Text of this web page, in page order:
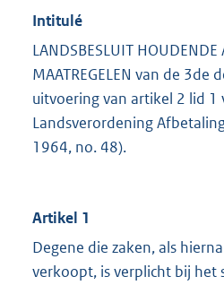
Intitulé
LANDSBESLUIT HOUDENDE
MAATREGELEN van de 3de
uitvoering van artikel 2 lid 1
Landsverordening
1964, no. 48).
Artikel 1
Degene die zaken, als
verkoopt, is verplicht bij het